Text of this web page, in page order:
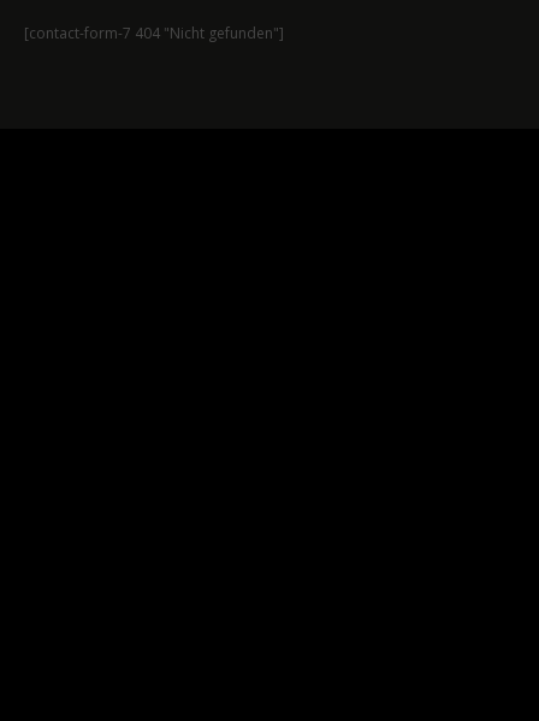
[contact-form-7 404 "Nicht gefunden"]